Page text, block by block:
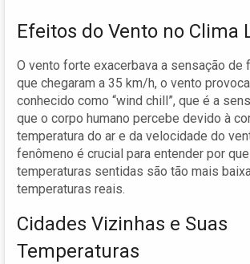
Efeitos do Vento no Clima
O vento forte exacerbava a sensação de
que chegaram a 35 km/h, o vento
conhecido como “wind chill”, que é a
que o corpo humano percebe devido à
temperatura do ar e da velocidade do
fenômeno é crucial para entender por
temperaturas sentidas são tão mais
temperaturas reais.
Cidades Vizinhas e Suas
Temperaturas